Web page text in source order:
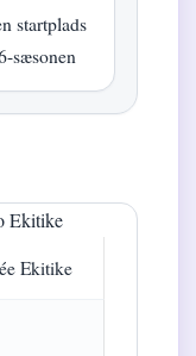
startplads
sæsonen
Ekitike
Ekitike